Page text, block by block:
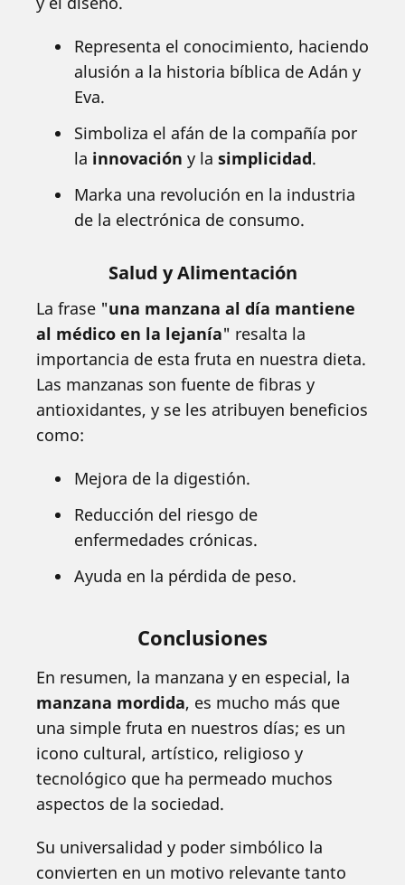
Representa el conocimiento, haciendo
alusión a la historia bíblica de Adán y
Eva.
Simboliza el afán de la compañía por
la innovación y la simplicidad.
Marka una revolución en la industria
de la electrónica de consumo.
Salud y Alimentación
La frase "una manzana al día mantiene
al médico en la lejanía" resalta la
importancia de esta fruta en nuestra dieta.
Las manzanas son fuente de fibras y
antioxidantes, y se les atribuyen beneficios
como:
Mejora de la digestión.
Reducción del riesgo de
enfermedades crónicas.
Ayuda en la pérdida de peso.
Conclusiones
En resumen, la manzana y en especial, la
manzana mordida, es mucho más que
una simple fruta en nuestros días; es un
icono cultural, artístico, religioso y
tecnológico que ha permeado muchos
aspectos de la sociedad.
Su universalidad y poder simbólico la
convierten en un motivo relevante tanto